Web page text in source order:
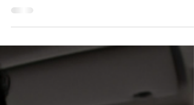
maio, no Bendito Cacao Resort & Spa, em Águas
de Lindóia.